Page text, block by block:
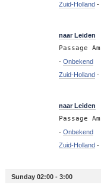
Zuid-Holland-
naar Leiden
Passage
- Onbekend
Zuid-Holland-
naar Leiden
Passage
- Onbekend
Zuid-Holland-
Sunday 02:00 - 3:00